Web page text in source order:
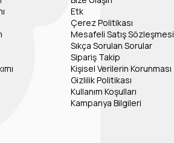
Etk
Çerez Politikası
Mesafeli Satış Sözleşmesi
Sıkça Sorulan Sorular
Sipariş Takip
Kişisel Verilerin Korunması
Gizlilik Politikası
Kullanım Koşulları
Kampanya Bilgileri